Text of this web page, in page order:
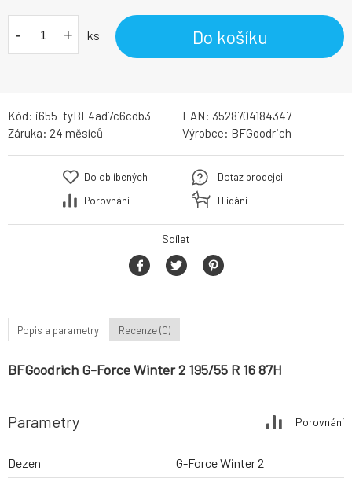
- + ks Do košíku
Kód: i655_tyBF4ad7c6cdb3 EAN: 3528704184347
Záruka: 24 měsíců Výrobce: BFGoodrich
Do oblíbených
Porovnání
Dotaz prodejci
Hlídání
Sdílet
Popis a parametry Recenze (0)
BFGoodrich G-Force Winter 2 195/55 R 16 87H
Parametry Porovnání
Dezen
G-Force Winter 2